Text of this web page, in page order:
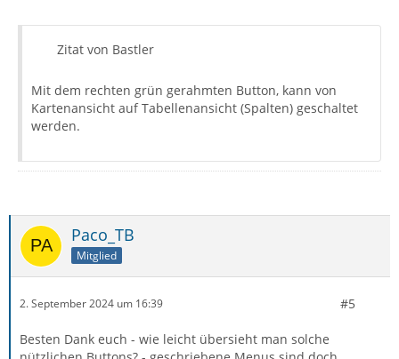
Zitat von Bastler
Mit dem rechten grün gerahmten Button, kann von
Kartenansicht auf Tabellenansicht (Spalten) geschaltet
werden.
Paco_TB
Mitglied
2. September 2024 um 16:39 #5
Besten Dank euch - wie leicht übersieht man solche